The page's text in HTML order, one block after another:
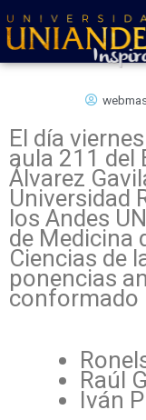
al
contenido
El día
aula 211 del
Álvarez
Universidad
los Andes
de Medicina
Ciencias de
ponencias
conformado
Raúl
Iván